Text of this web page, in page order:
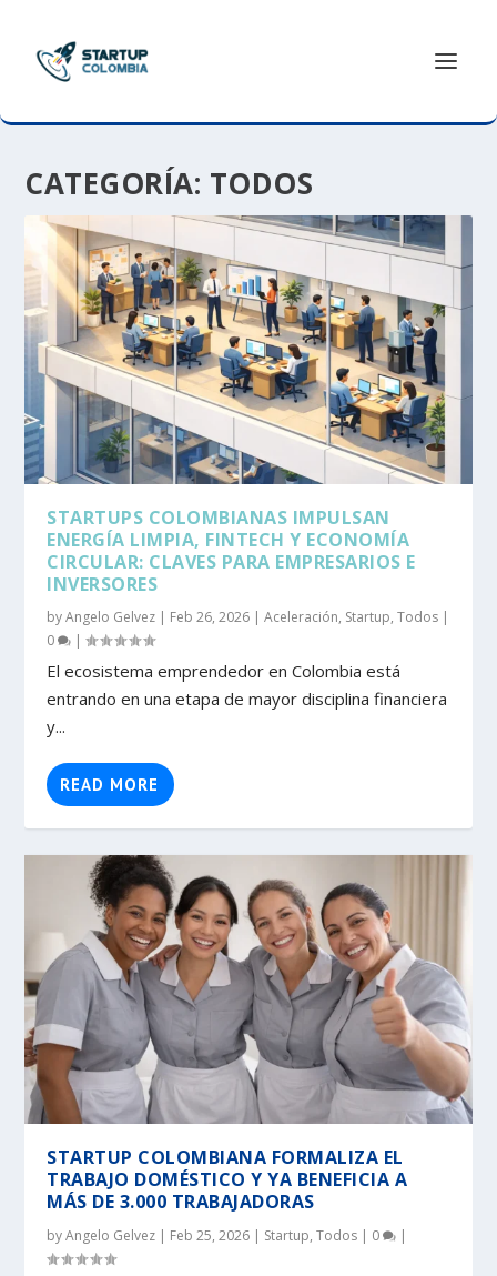
CATEGORÍA: TODOS
STARTUPS COLOMBIANAS IMPULSAN
ENERGÍA LIMPIA, FINTECH Y ECONOMÍA
CIRCULAR: CLAVES PARA EMPRESARIOS E
INVERSORES
byAngelo Gelvez | Feb 26, 2026 |Aceleración, Startup,Todos |
0
|
El ecosistema emprendedor en Colombia está
entrando en una etapa de mayor disciplina financiera
y...
READ MORE
STARTUP COLOMBIANA FORMALIZA EL
TRABAJO DOMÉSTICO Y YA BENEFICIA A
MÁS DE 3.000 TRABAJADORAS
byAngelo Gelvez | Feb 25, 2026 | Startup,Todos | 0 |